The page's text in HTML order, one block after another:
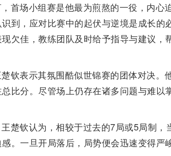
首场小组赛是他最为煎熬的一役，内心
到，应对比赛中的起伏与逆境是成长的
欠佳，教练团队及时给予指导与建议，
钦表示其氛围酷似世锦赛的团体对决。
比分。尽管场上仍存在诸多问题与难以
楚钦认为，相较于过去的7局或5局制，
。一旦开局落后，局势便会迅速变得严峻